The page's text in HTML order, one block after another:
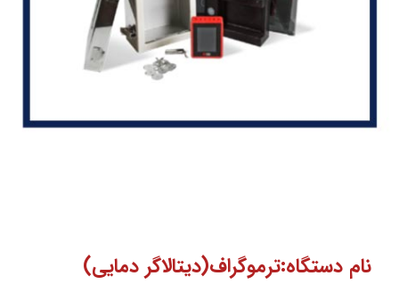
دستگاه:ترموگراف(دیتالاگر دمایی)